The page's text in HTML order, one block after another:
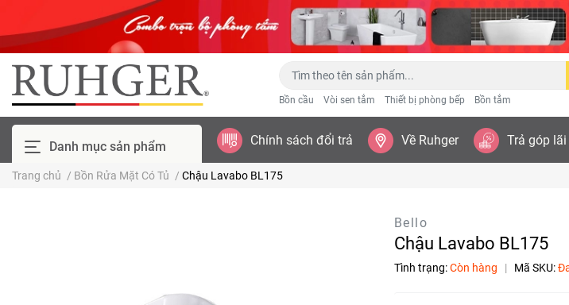
Bồn cầu Vòi sen tắm Thiết bị phòng bếp Bồn tắm
Danh mục sản phẩm Chính sách đổi trả Về Ruhger Trả góp lãi
Trang chủ / Bồn Rửa Mặt Có Tủ / Chậu Lavabo BL175
Bello
Chậu Lavabo BL175
Tình trạng:Còn hàng | Mã SKU: